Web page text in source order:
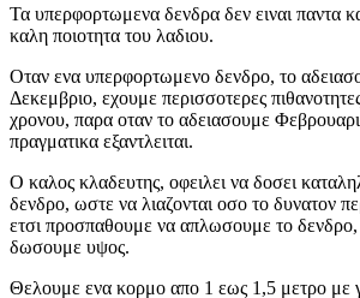
Τα υπερφορτωμενα δενδρα δεν ειναι παντα
καλη ποιοτητα του λαδιου.
Οταν ενα υπερφορτωμενο δενδρο, το
Δεκεμβριο, εχουμε περισσοτερες
χρονου, παρα οταν το αδειασουμε
πραγματικα εξαντλειται.
Ο καλος κλαδευτης, οφειλει να δοσει
δενδρο, ωστε να λιαζονται οσο το δυνατον
ετσι προσπαθουμε να απλωσουμε το δενδρο,
δωσουμε υψος.
Θελουμε ενα κορμο απο 1 εως 1,5 μετρο με